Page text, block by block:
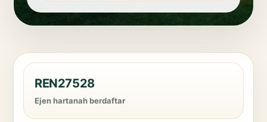
REN27528
Ejen hartanah berdaftar